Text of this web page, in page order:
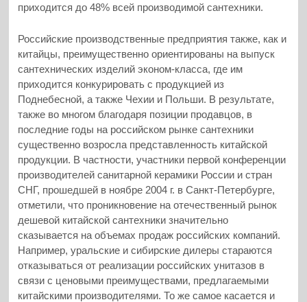
приходится до 48% всей производимой сантехники.
Российские производственные предприятия также, как и
китайцы, преимущественно ориентированы на выпуск
сантехнических изделий эконом-класса, где им
приходится конкурировать с продукцией из
Поднебесной, а также Чехии и Польши. В результате,
также во многом благодаря позиции продавцов, в
последние годы на российском рынке сантехники
существенно возросла представленность китайской
продукции. В частности, участники первой конференции
производителей санитарной керамики России и стран
СНГ, прошедшей в ноябре 2004 г. в Санкт-Петербурге,
отметили, что проникновение на отечественный рынок
дешевой китайской сантехники значительно
сказывается на объемах продаж российских компаний.
Например, уральские и сибирские дилеры стараются
отказываться от реализации российских унитазов в
связи с ценовыми преимуществами, предлагаемыми
китайскими производителями. То же самое касается и